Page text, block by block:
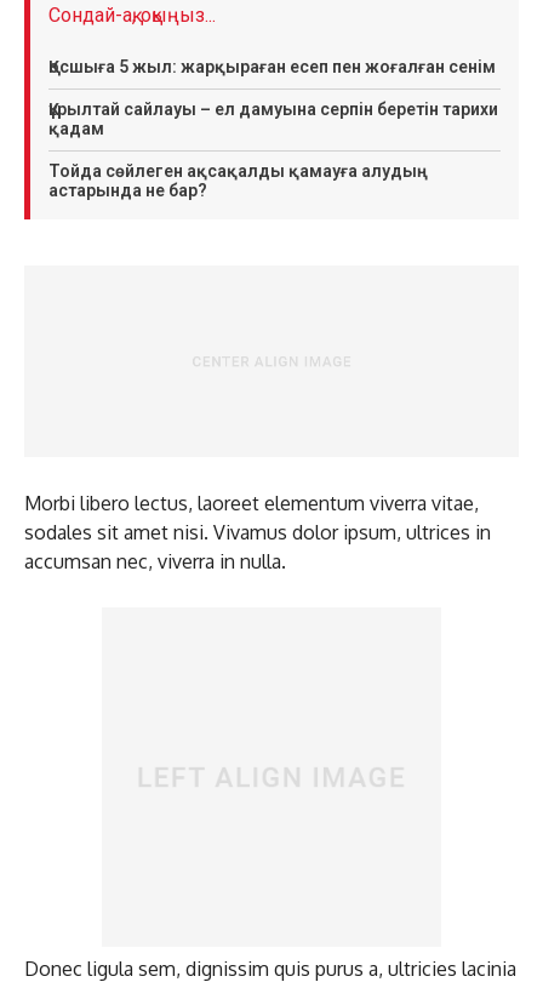
Сондай-ақ, оқыңыз...
Қосшыға 5 жыл: жарқыраған есеп пен жоғалған сенім
Құрылтай сайлауы – ел дамуына серпін беретін тарихи
қадам
Тойда сөйлеген ақсақалды қамауға алудың
астарында не бар?
Morbi libero lectus, laoreet elementum viverra vitae,
sodales sit amet nisi. Vivamus dolor ipsum, ultrices in
accumsan nec, viverra in nulla.
Donec ligula sem, dignissim quis purus a, ultricies lacinia